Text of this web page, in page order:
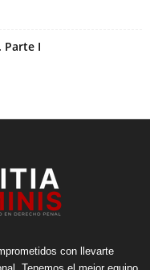
Parte I
con llevarte